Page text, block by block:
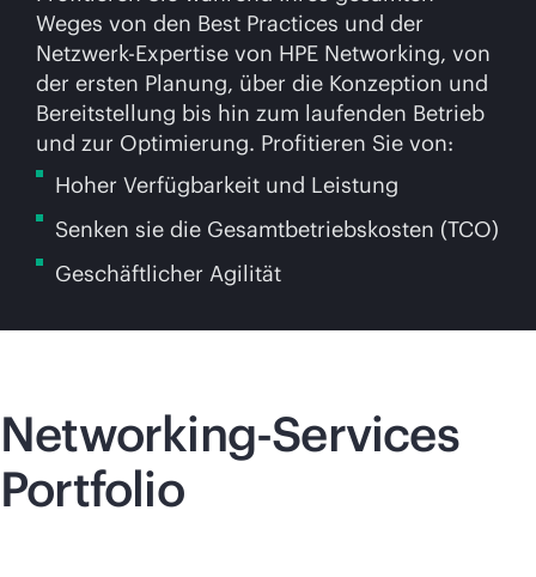
Weges von den Best Practices und der
Netzwerk-Expertise von HPE Networking, von
der ersten Planung, über die Konzeption und
Bereitstellung bis hin zum laufenden Betrieb
und zur Optimierung. Profitieren Sie von:
Hoher Verfügbarkeit und Leistung
Senken sie die Gesamtbetriebskosten (TCO)
Geschäftlicher Agilität
Networking-Services
Portfolio